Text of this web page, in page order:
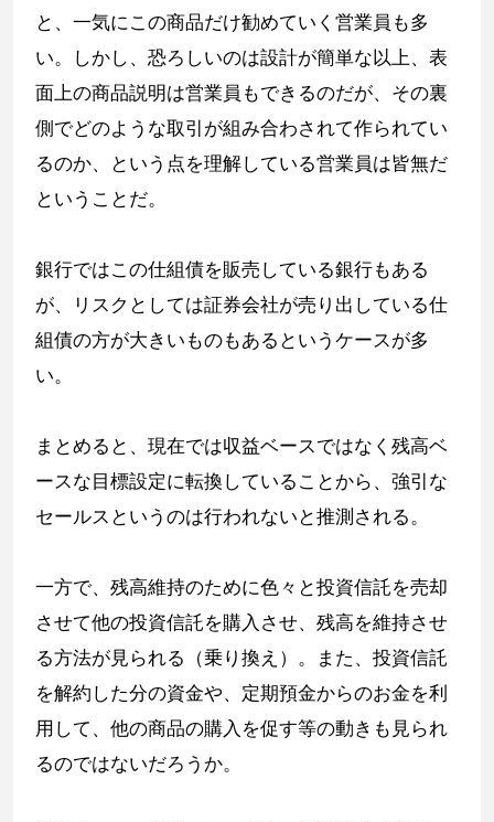
と、一気にこの商品だけ勧めていく営業員も多
い。しかし、恐ろしいのは設計が簡単な以上、表
面上の商品説明は営業員もできるのだが、その裏
側でどのような取引が組み合わされて作られてい
るのか、という点を理解している営業員は皆無だ
ということだ。
銀行ではこの仕組債を販売している銀行もある
が、リスクとしては証券会社が売り出している仕
組債の方が大きいものもあるというケースが多
い。
まとめると、現在では収益ベースではなく残高ベ
ースな目標設定に転換していることから、強引な
セールスというのは行われないと推測される。
一方で、残高維持のために色々と投資信託を売却
させて他の投資信託を購入させ、残高を維持させ
る方法が見られる（乗り換え）。また、投資信託
を解約した分の資金や、定期預金からのお金を利
用して、他の商品の購入を促す等の動きも見られ
るのではないだろうか。